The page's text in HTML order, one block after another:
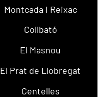
Montcada i Reixac
Collbató
El Masnou
El Prat de Llobregat
Centelles